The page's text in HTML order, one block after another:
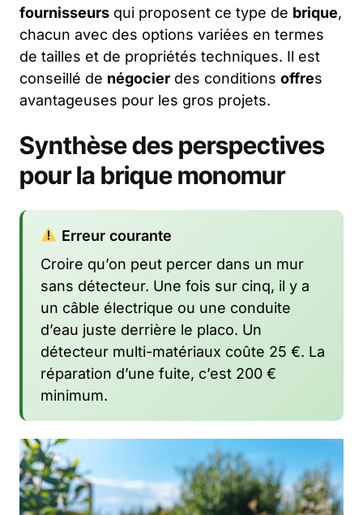
fournisseurs qui proposent ce type de brique,
chacun avec des options variées en termes
de tailles et de propriétés techniques. Il est
conseillé de négocier des conditions offres
avantageuses pour les gros projets.
Synthèse des perspectives
pour la brique monomur
Erreur courante
Croire qu’on peut percer dans un mur
sans détecteur. Une fois sur cinq, il y a
un câble électrique ou une conduite
d’eau juste derrière le placo. Un
détecteur multi-matériaux coûte 25 €. La
réparation d’une fuite, c’est 200 €
minimum.